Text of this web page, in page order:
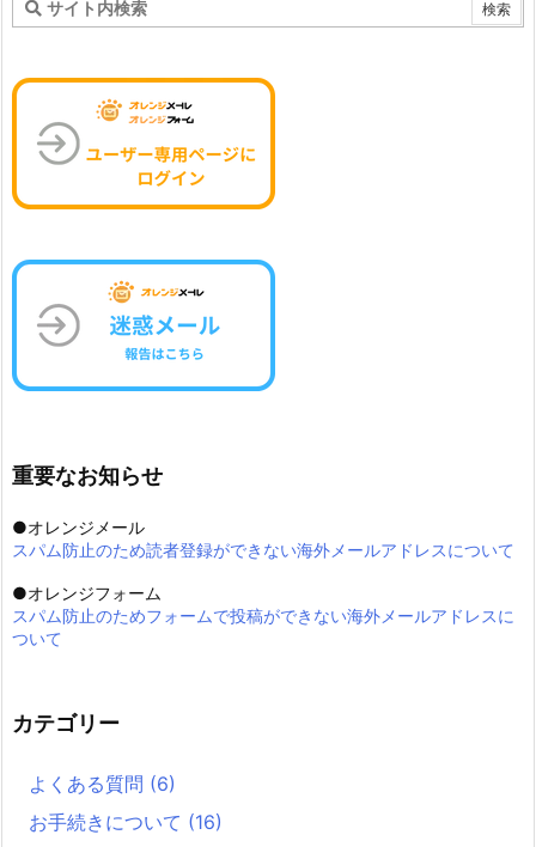
重要なお知らせ
●オレンジメール
スパム防止のため読者登録ができない海外メールアドレスについて
●オレンジフォーム
スパム防止のためフォームで投稿ができない海外メールアドレスに
ついて
カテゴリー
よくある質問 (6)
お手続きについて (16)